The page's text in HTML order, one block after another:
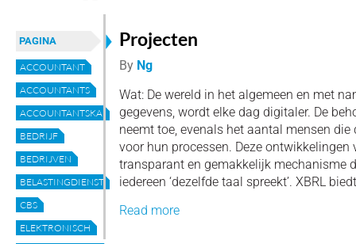
PAGINA
ACCOUNTANT
ACCOUNTANTS
ACCOUNTANTSKANTOREN
BEDRIJF
BEDRIJVEN
BELASTINGDIENST
CBS
ELEKTRONISCH
Projecten
By Ng
Wat: De wereld in het algemeen en met
gegevens, wordt elke dag digitaler. De
neemt toe, evenals het aantal mensen die
voor hun processen. Deze ontwikkelingen
transparant en gemakkelijk mechanisme
iedereen ‘dezelfde taal spreekt’. XBRL
Read more